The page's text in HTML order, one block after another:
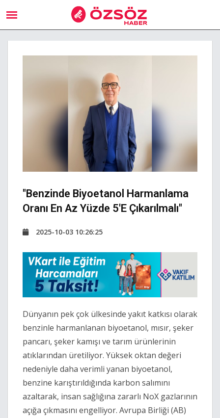
"Benzinde Biyoetanol Harmanlama
Oranı En Az Yüzde 5'e Çıkarılmalı"
2025-10-03 10:26:25
Dünyanın pek çok ülkesinde yakıt katkısı olarak
benzinle harmanlanan biyoetanol, mısır, şeker
pancarı, şeker kamışı ve tarım ürünlerinin
atıklarından üretiliyor. Yüksek oktan değeri
nedeniyle daha verimli yanan biyoetanol,
benzine karıştırıldığında karbon salımını
azaltarak, insan sağlığına zararlı NoX gazlarının
açığa çıkmasını engelliyor. Avrupa Birliği (AB)